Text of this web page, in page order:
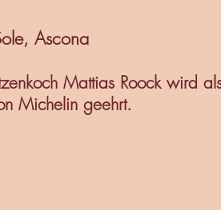
Ascona
Mattias Roock wird
Michelin geehrt.